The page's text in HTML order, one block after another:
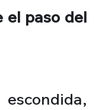
el paso del